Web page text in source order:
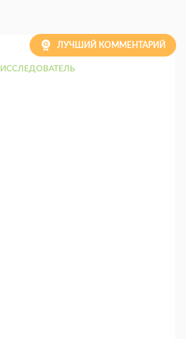
ИССЛЕДОВАТЕЛЬ
ЛУЧШИЙ КОММЕНТАРИЙ